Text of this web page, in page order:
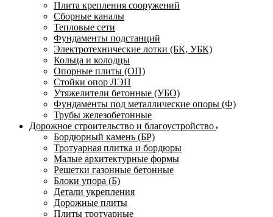
Плита крепления сооружений
Сборные каналы
Тепловые сети
Фундаменты подстанций
Электротехнические лотки (БК, УБК)
Кольца и колодцы
Опорные плиты (ОП)
Стойки опор ЛЭП
Утяжелители бетонные (УБО)
Фундаменты под металлические опоры (Ф)
Трубы железобетонные
Дорожное строительство и благоустройство
Бордюрный камень (БР)
Тротуарная плитка и бордюры
Малые архитектурные формы
Решетки газонные бетонные
Блоки упора (Б)
Детали укрепления
Дорожные плиты
Плиты тротуарные